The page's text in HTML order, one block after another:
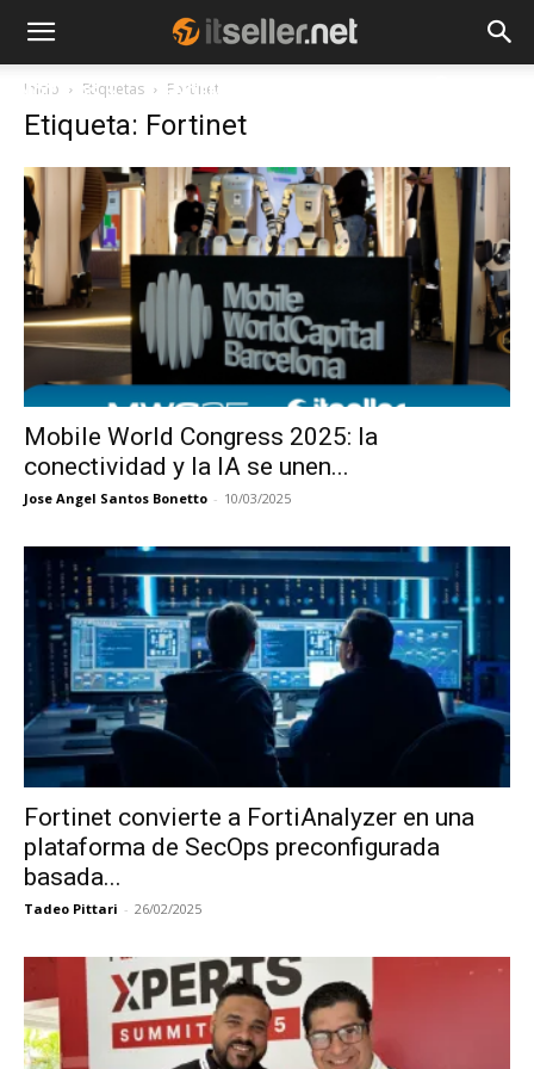
NOTICIAS TENDENCIAS
Inicio Etiquetas Fortinet
Etiqueta: Fortinet
Mobile World Congress 2025: la
conectividad y la IA se unen...
Jose Angel Santos Bonetto - 10/03/2025
Fortinet convierte a FortiAnalyzer en una
plataforma de SecOps preconfigurada
basada...
Tadeo Pittari - 26/02/2025